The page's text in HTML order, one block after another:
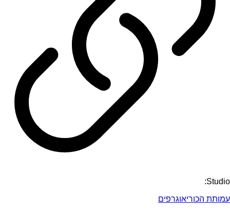
Studio:
עמותת הכוריאוגרפים